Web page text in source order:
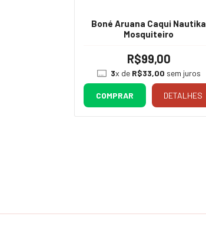
Boné Aruana Caqui Nautika
Mosquiteiro
R$99,00
3x de R$33,00 sem juros
COMPRAR DETALHES